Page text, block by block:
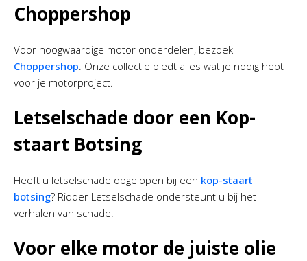
Choppershop
Voor hoogwaardige motor onderdelen, bezoek
Choppershop. Onze collectie biedt alles wat je nodig hebt
voor je motorproject.
Letselschade door een Kop-
staart Botsing
Heeft u letselschade opgelopen bij een kop-staart
botsing? Ridder Letselschade ondersteunt u bij het
verhalen van schade.
Voor elke motor de juiste olie